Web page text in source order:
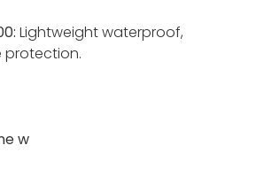
Lightweight waterproof,
w